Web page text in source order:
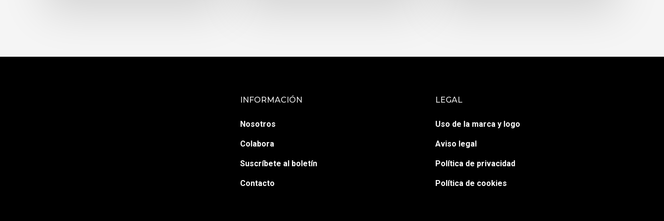
INFORMACIÓN
Nosotros
Colabora
Suscríbete al boletín
Contacto
LEGAL
Uso de la marca y logo
Aviso legal
Política de privacidad
Política de cookies